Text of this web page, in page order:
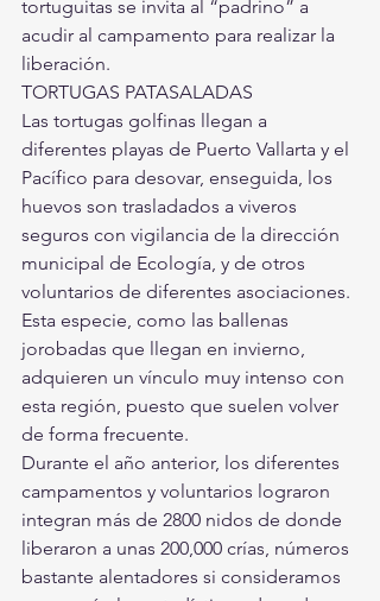
tortuguitas se invita al “padrino” a
acudir al campamento para realizar la
liberación.
TORTUGAS PATASALADAS
Las tortugas golfinas llegan a
diferentes playas de Puerto Vallarta y el
Pacífico para desovar, enseguida, los
huevos son trasladados a viveros
seguros con vigilancia de la dirección
municipal de Ecología, y de otros
voluntarios de diferentes asociaciones.
Esta especie, como las ballenas
jorobadas que llegan en invierno,
adquieren un vínculo muy intenso con
esta región, puesto que suelen volver
de forma frecuente.
Durante el año anterior, los diferentes
campamentos y voluntarios lograron
integran más de 2800 nidos de donde
liberaron a unas 200,000 crías, números
bastante alentadores si consideramos